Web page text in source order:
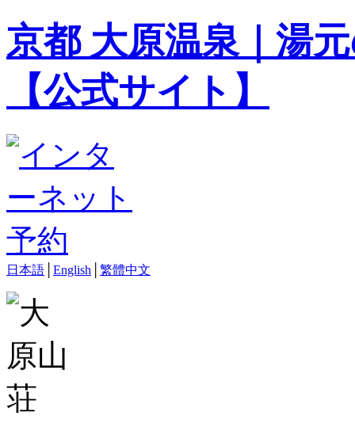
京都 大原温泉｜湯
【公式サイト】
日本語 English 繁體中文